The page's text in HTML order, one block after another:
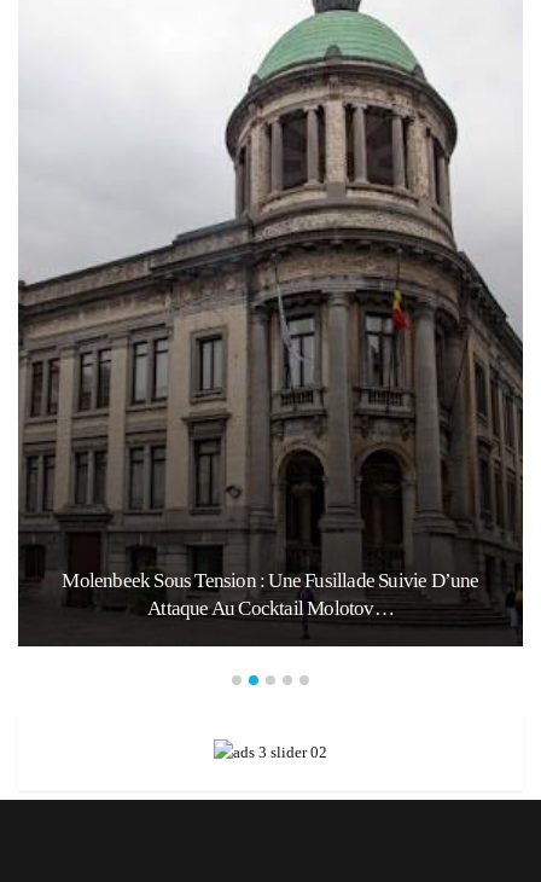
Molenbeek Sous Tension : Une Fusillade Suivie D’une
Attaque Au Cocktail Molotov…